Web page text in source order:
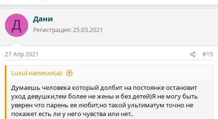
Д Дани
Регистрация: 25.03.2021
27 Апр 2021 #15
Luxul написал(а):
Думаешь человека который долбит на постоянке остановит
уход девушки,тем более не жены и без детей)Я не могу быть
уверен что парень ее любит,но такой ультиматум точно не
покажет есть ли у него чувства или нет..